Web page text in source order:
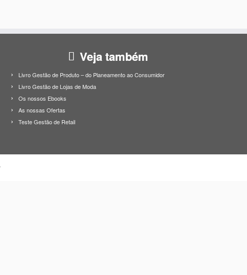
Veja também
Livro Gestão de Produto – do Planeamento ao Consumidor
Livro Gestão de Lojas de Moda
Os nossos Ebooks
As nossas Ofertas
Teste Gestão de Retail